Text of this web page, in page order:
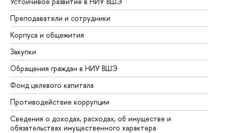
Преподаватели и сотрудники
Корпуса и общежития
Закупки
Обращения граждан в НИУ ВШЭ
Фонд целевого капитала
Противодействие коррупции
Сведения о доходах, расходах, об имуществе и
обязательствах имущественного характера